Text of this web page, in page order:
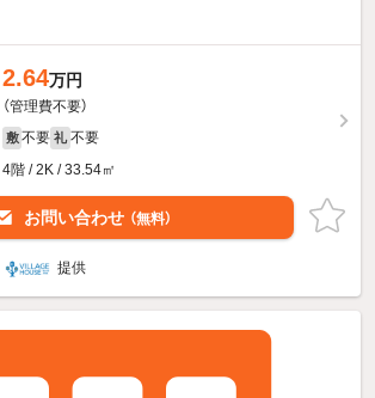
2.64万円
（管理費不要）
敷 不要 礼 不要
4階 / 2K / 33.54㎡
お問い合わせ （無料）
提供